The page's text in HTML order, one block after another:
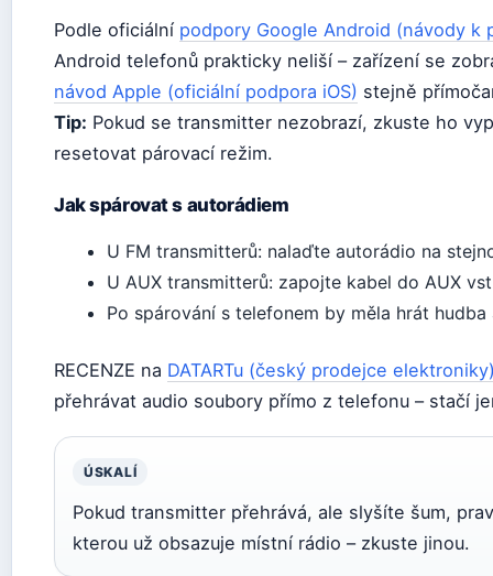
Podle oficiální podpory Google Android (návody k
Android telefonů prakticky neliší – zařízení se
návod Apple (oficiální podpora iOS) stejně
Tip: Pokud se transmitter nezobrazí, zkuste ho
resetovat párovací režim.
Jak spárovat s autorádiem
U FM transmitterů: nalaďte autorádio na
U AUX transmitterů: zapojte kabel do AUX
Po spárování s telefonem by měla hrát
RECENZE na DATARTu (český prodejce
přehrávat audio soubory přímo z telefonu – stačí
ÚSKALÍ
Pokud transmitter přehrává, ale slyšíte šum,
kterou už obsazuje místní rádio – zkuste jinou.